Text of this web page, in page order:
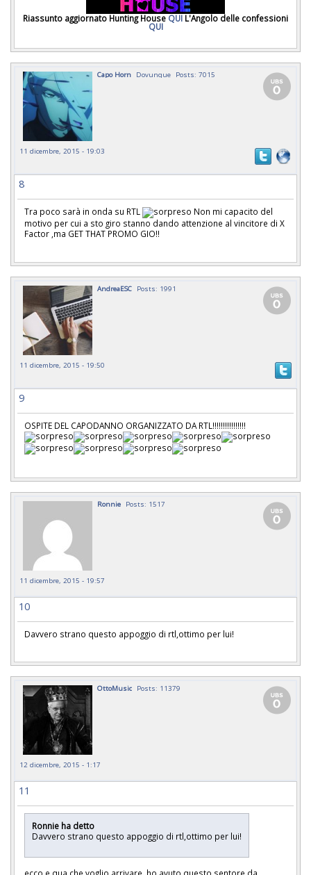
Riassunto aggiornato Hunting House QUI L'Angolo delle confessioni
QUI
Capo Horn Dovunque Posts: 7015
11 dicembre, 2015 - 19:03
8
Tra poco sarà in onda su RTL
Non mi capacito del
motivo per cui a sto giro stanno dando attenzione al vincitore di X
Factor ,ma GET THAT PROMO GIO!!
AndreaESC Posts: 1991
11 dicembre, 2015 - 19:50
9
OSPITE DEL CAPODANNO ORGANIZZATO DA RTL!!!!!!!!!!!!!!!!
Ronnie Posts: 1517
11 dicembre, 2015 - 19:57
10
Davvero strano questo appoggio di rtl,ottimo per lui!
OttoMusic Posts: 11379
12 dicembre, 2015 - 1:17
11
Ronnie ha detto
Davvero strano questo appoggio di rtl,ottimo per lui!